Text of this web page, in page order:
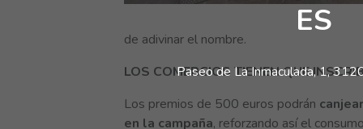
ES
Paseo de La Inmaculada, 1,
de adivinar el nombre.
LOS COMERCIOS TIENEN QUE
Los premios de 500 euros podrán
en la campaña, reforzando así el